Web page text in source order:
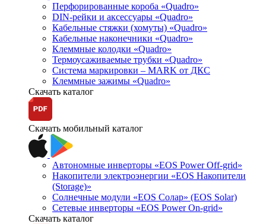
Перфорированные короба «Quadro»
DIN-рейки и аксессуары «Quadro»
Кабельные стяжки (хомуты) «Quadro»
Кабельные наконечники «Quadro»
Клеммные колодки «Quadro»
Термоусаживаемые трубки «Quadro»
Система маркировки – MARK от ДКС
Клеммные зажимы «Quadro»
Скачать каталог
Скачать мобильный каталог
Автономные инверторы «EOS Power Off-grid»
Накопители электроэнергии «EOS Накопители
(Storage)»
Солнечные модули «EOS Солар» (EOS Solar)
Сетевые инверторы «EOS Power On-grid»
Скачать каталог